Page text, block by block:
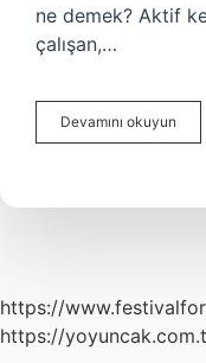
ne demek? Aktif
çalışan,…
Devamını okuyun
Satar
https://
https://